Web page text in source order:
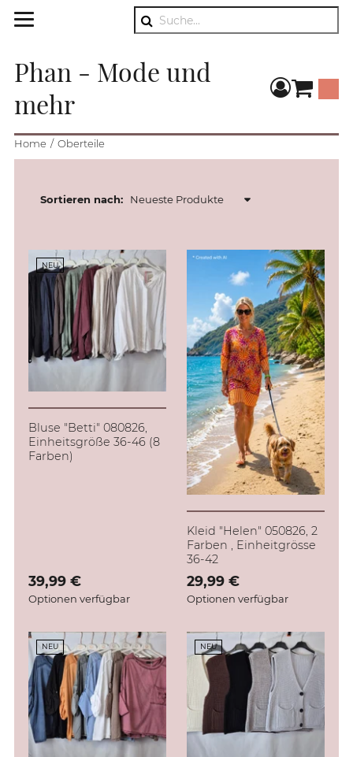
Phan - Mode und
mehr
Home Oberteile
Sortieren nach:
NEU
Bluse "Betti" 080826,
Einheitsgröße 36-46 (8
Farben)
Verkaufspreis: 39,99 €
39,99 €
Optionen verfügbar
Kleid "Helen" 050826, 2
Farben , Einheitgrösse
36-42
Verkaufspreis: 29,99 €
29,99 €
Optionen verfügbar
NEU NEU